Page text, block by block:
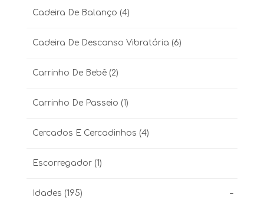
Cadeira De Balanço (4)
Cadeira De Descanso Vibratória (6)
Carrinho De Bebê (2)
Carrinho De Passeio (1)
Cercados E Cercadinhos (4)
Escorregador (1)
Idades -
(195)